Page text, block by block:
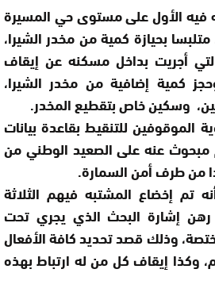
فيه الأول على مستوى حي المسيرة
بحيازة كمية من مخدر الشيرا،
أجريت بداخل مسكنه عن إيقاف
كمية إضافية من مخدر الشيرا،
وسكين خاص بتقطيع المخدر.
الموقوفين للتنقيط بقاعدة بيانات
مبحوث عنه على الصعيد الوطني من
من طرف أمن السمارة.
تم إخضاع المشتبه فيهم الثلاثة
رهن إشارة البحث الذي يجري تحت
وذلك قصد تحديد كافة الأفعال
وكذا إيقاف كل من له ارتباط بهذه